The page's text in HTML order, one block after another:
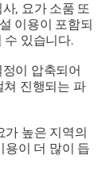
, 요가 소품 또
이용이 포함되
수 있습니다.
이 압축되어
쳐 진행되는 파
가 높은 지역의
용이 더 많이 듭